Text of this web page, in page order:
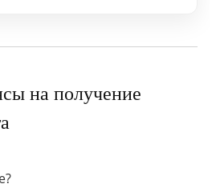
на получение